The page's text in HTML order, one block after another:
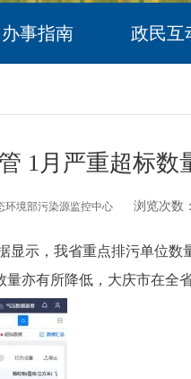
办事指南 政民互
1月严重超标数
环境部污染源监控中心 浏览次数：
示，我省重点排污单位
亦有所降低，大庆市在全